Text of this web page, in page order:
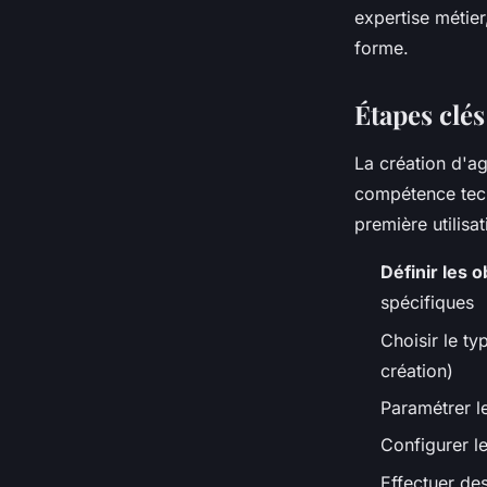
expertise
forme.
Étapes
La création
compétence
première
Définir les
spécifiques
Choisir le
création)
Paramétrer
Configurer
Effectuer